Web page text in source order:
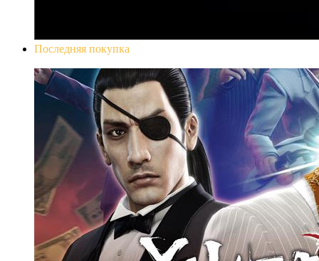
Последняя покупка